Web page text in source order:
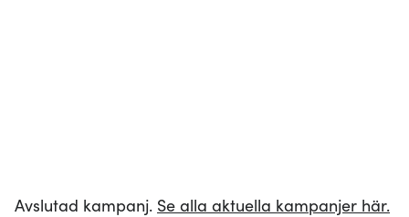
Avslutad kampanj. Se alla aktuella kampanjer här.